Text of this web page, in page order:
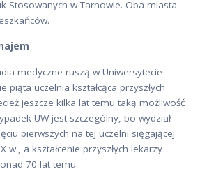
Stosowanych w Tarnowie. Oba miasta
medyczne ruszą w Uniwersytecie
piąta uczelnia kształcąca przyszłych
jeszcze kilka lat temu taką możliwość
UW jest szczególny, bo wydział
pierwszych na tej uczelni sięgającej
w., a kształcenie przyszłych lekarzy
70 lat temu.